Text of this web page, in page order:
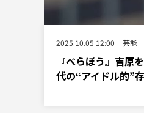
2025.10.05 12:00 芸能
『べらぼう』吉原
代の“アイドル的”